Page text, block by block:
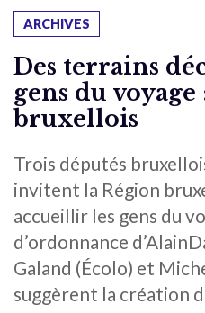
ARCHIVES
Des terrains
gens du voyage
bruxellois
Trois députés
invitent la Région
accueillir les gens du
d’ordonnance
Galand (Écolo) et
suggèrent la création